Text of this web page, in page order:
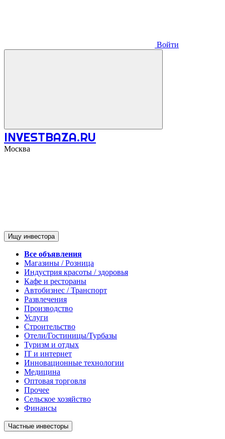
Войти
INVESTBAZA.RU
Москва
Ищу инвестора
Все объявления
Магазины / Розница
Индустрия красоты / здоровья
Кафе и рестораны
Автобизнес / Транспорт
Развлечения
Производство
Услуги
Строительство
Отели/Гостиницы/Турбазы
Туризм и отдых
IT и интернет
Инновационные технологии
Медицина
Оптовая торговля
Прочее
Сельское хозяйство
Финансы
Частные инвесторы